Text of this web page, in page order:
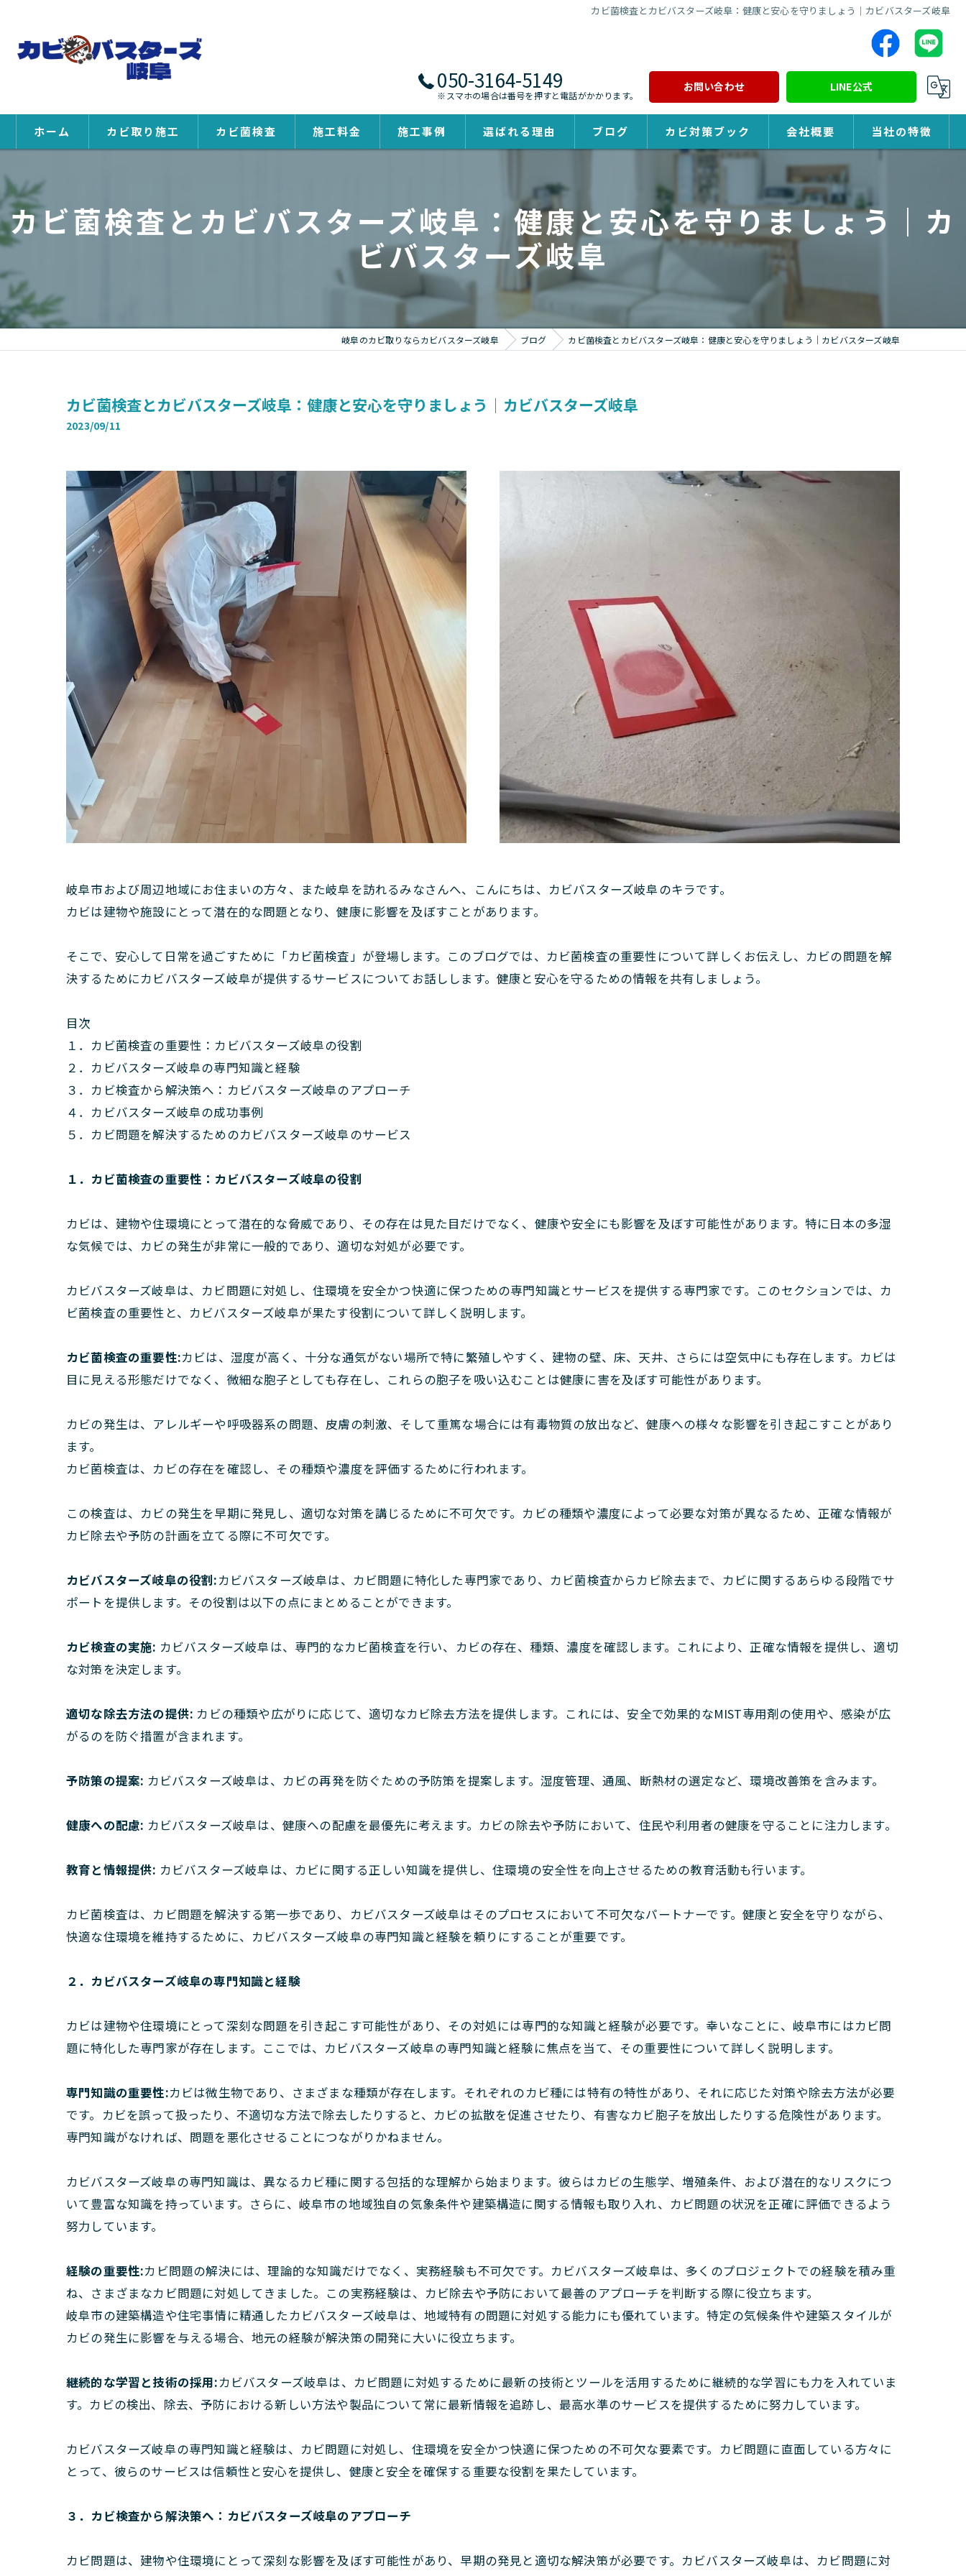
カビ菌検査とカビバスターズ岐阜：健康と安心を守りましょう｜カビバスターズ岐阜
050-3164-5149
※スマホの場合は番号を押すと電話がかかります。
お問い合わせ LINE公式
ホーム カビ取り施工 カビ菌検査 施工料金 施工事例 選ばれる理由 ブログ カビ対策ブック 会社概要 当社の特徴
除カビ
カビ菌検査とカビバスターズ岐阜：健康と安心を守りましょう｜カ
ビバスターズ岐阜
岐阜のカビ取りならカビバスターズ岐阜 ブログ カビ菌検査とカビバスターズ岐阜：健康と安心を守りましょう｜カビバスターズ岐阜
カビ菌検査とカビバスターズ岐阜：健康と安心を守りましょう｜カビバスターズ岐阜
2023/09/11
岐阜市および周辺地域にお住まいの方々、また岐阜を訪れるみなさんへ、こんにちは、カビバスターズ岐阜のキラです。
カビは建物や施設にとって潜在的な問題となり、健康に影響を及ぼすことがあります。
そこで、安心して日常を過ごすために「カビ菌検査」が登場します。このブログでは、カビ菌検査の重要性について詳しくお伝えし、カビの問題を解
決するためにカビバスターズ岐阜が提供するサービスについてお話しします。健康と安心を守るための情報を共有しましょう。
目次
１．カビ菌検査の重要性：カビバスターズ岐阜の役割
２．カビバスターズ岐阜の専門知識と経験
３．カビ検査から解決策へ：カビバスターズ岐阜のアプローチ
４．カビバスターズ岐阜の成功事例
５．カビ問題を解決するためのカビバスターズ岐阜のサービス
１．カビ菌検査の重要性：カビバスターズ岐阜の役割
カビは、建物や住環境にとって潜在的な脅威であり、その存在は見た目だけでなく、健康や安全にも影響を及ぼす可能性があります。特に日本の多湿
な気候では、カビの発生が非常に一般的であり、適切な対処が必要です。
カビバスターズ岐阜は、カビ問題に対処し、住環境を安全かつ快適に保つための専門知識とサービスを提供する専門家です。このセクションでは、カ
ビ菌検査の重要性と、カビバスターズ岐阜が果たす役割について詳しく説明します。
カビ菌検査の重要性:カビは、湿度が高く、十分な通気がない場所で特に繁殖しやすく、建物の壁、床、天井、さらには空気中にも存在します。カビは
目に見える形態だけでなく、微細な胞子としても存在し、これらの胞子を吸い込むことは健康に害を及ぼす可能性があります。
カビの発生は、アレルギーや呼吸器系の問題、皮膚の刺激、そして重篤な場合には有毒物質の放出など、健康への様々な影響を引き起こすことがあり
ます。
カビ菌検査は、カビの存在を確認し、その種類や濃度を評価するために行われます。
この検査は、カビの発生を早期に発見し、適切な対策を講じるために不可欠です。カビの種類や濃度によって必要な対策が異なるため、正確な情報が
カビ除去や予防の計画を立てる際に不可欠です。
カビバスターズ岐阜の役割:カビバスターズ岐阜は、カビ問題に特化した専門家であり、カビ菌検査からカビ除去まで、カビに関するあらゆる段階でサ
ポートを提供します。その役割は以下の点にまとめることができます。
カビ検査の実施: カビバスターズ岐阜は、専門的なカビ菌検査を行い、カビの存在、種類、濃度を確認します。これにより、正確な情報を提供し、適切
な対策を決定します。
適切な除去方法の提供: カビの種類や広がりに応じて、適切なカビ除去方法を提供します。これには、安全で効果的なMIST専用剤の使用や、感染が広
がるのを防ぐ措置が含まれます。
予防策の提案: カビバスターズ岐阜は、カビの再発を防ぐための予防策を提案します。湿度管理、通風、断熱材の選定など、環境改善策を含みます。
健康への配慮: カビバスターズ岐阜は、健康への配慮を最優先に考えます。カビの除去や予防において、住民や利用者の健康を守ることに注力します。
教育と情報提供: カビバスターズ岐阜は、カビに関する正しい知識を提供し、住環境の安全性を向上させるための教育活動も行います。
カビ菌検査は、カビ問題を解決する第一歩であり、カビバスターズ岐阜はそのプロセスにおいて不可欠なパートナーです。健康と安全を守りながら、
快適な住環境を維持するために、カビバスターズ岐阜の専門知識と経験を頼りにすることが重要です。
２．カビバスターズ岐阜の専門知識と経験
カビは建物や住環境にとって深刻な問題を引き起こす可能性があり、その対処には専門的な知識と経験が必要です。幸いなことに、岐阜市にはカビ問
題に特化した専門家が存在します。ここでは、カビバスターズ岐阜の専門知識と経験に焦点を当て、その重要性について詳しく説明します。
専門知識の重要性:カビは微生物であり、さまざまな種類が存在します。それぞれのカビ種には特有の特性があり、それに応じた対策や除去方法が必要
です。カビを誤って扱ったり、不適切な方法で除去したりすると、カビの拡散を促進させたり、有害なカビ胞子を放出したりする危険性があります。
専門知識がなければ、問題を悪化させることにつながりかねません。
カビバスターズ岐阜の専門知識は、異なるカビ種に関する包括的な理解から始まります。彼らはカビの生態学、増殖条件、および潜在的なリスクにつ
いて豊富な知識を持っています。さらに、岐阜市の地域独自の気象条件や建築構造に関する情報も取り入れ、カビ問題の状況を正確に評価できるよう
努力しています。
経験の重要性:カビ問題の解決には、理論的な知識だけでなく、実務経験も不可欠です。カビバスターズ岐阜は、多くのプロジェクトでの経験を積み重
ね、さまざまなカビ問題に対処してきました。この実務経験は、カビ除去や予防において最善のアプローチを判断する際に役立ちます。
岐阜市の建築構造や住宅事情に精通したカビバスターズ岐阜は、地域特有の問題に対処する能力にも優れています。特定の気候条件や建築スタイルが
カビの発生に影響を与える場合、地元の経験が解決策の開発に大いに役立ちます。
継続的な学習と技術の採用:カビバスターズ岐阜は、カビ問題に対処するために最新の技術とツールを活用するために継続的な学習にも力を入れていま
す。カビの検出、除去、予防における新しい方法や製品について常に最新情報を追跡し、最高水準のサービスを提供するために努力しています。
カビバスターズ岐阜の専門知識と経験は、カビ問題に対処し、住環境を安全かつ快適に保つための不可欠な要素です。カビ問題に直面している方々に
とって、彼らのサービスは信頼性と安心を提供し、健康と安全を確保する重要な役割を果たしています。
３．カビ検査から解決策へ：カビバスターズ岐阜のアプローチ
カビ問題は、建物や住環境にとって深刻な影響を及ぼす可能性があり、早期の発見と適切な解決策が必要です。カビバスターズ岐阜は、カビ問題に対